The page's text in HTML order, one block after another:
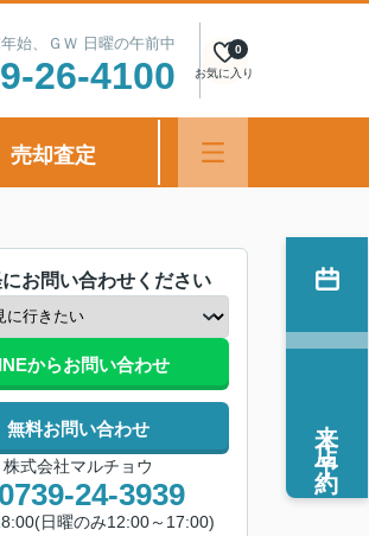
始、ＧＷ 日曜の午前中
26-4100 お気に入り
0
売却査定
お問い合わせください
からお問い合わせ
無料お問い合わせ
株式会社マルチョウ
0739-24-3939
日曜のみ12:00～17:00)
来店予約